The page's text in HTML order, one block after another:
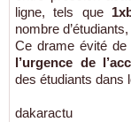
ligne, tels que
nombre
Ce drame évité
l’urgence de
des étudiants dans
dakaractu